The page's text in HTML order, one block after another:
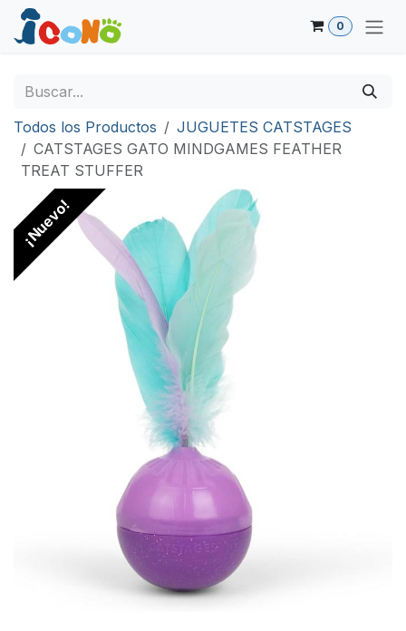
Ir al contenido
0
Todos los Productos
JUGUETES CATSTAGES
CATSTAGES GATO MINDGAMES FEATHER
TREAT STUFFER
¡Nuevo!